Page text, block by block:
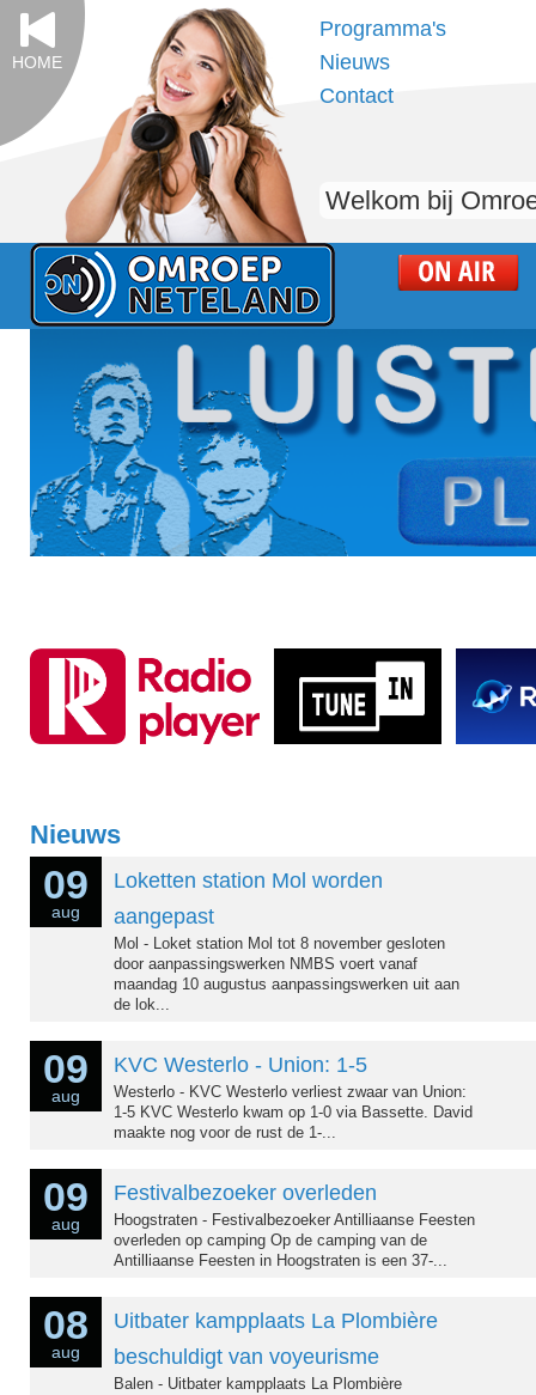
HOME
Programma's
Nieuws
Contact
Welkom bij
Nieuws
09
aug
Loketten station Mol worden
aangepast
Mol - Loket station Mol tot 8 november gesloten
door aanpassingswerken NMBS voert vanaf
maandag 10 augustus aanpassingswerken uit aan
de lok...
09
aug
KVC Westerlo - Union: 1-5
Westerlo - KVC Westerlo verliest zwaar van Union:
1-5 KVC Westerlo kwam op 1-0 via Bassette. David
maakte nog voor de rust de 1-...
09
aug
Festivalbezoeker overleden
Hoogstraten - Festivalbezoeker Antilliaanse Feesten
overleden op camping Op de camping van de
Antilliaanse Feesten in Hoogstraten is een 37-...
08
aug
Uitbater kampplaats La Plombière
beschuldigt van voyeurisme
Balen - Uitbater kampplaats La Plombière